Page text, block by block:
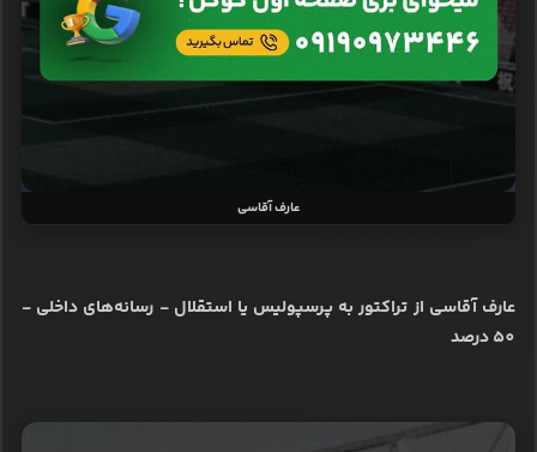
عارف آقاسی
عارف آقاسی از تراکتور به پرسپولیس یا استقلال - رسانه‌های داخلی -
50 درصد